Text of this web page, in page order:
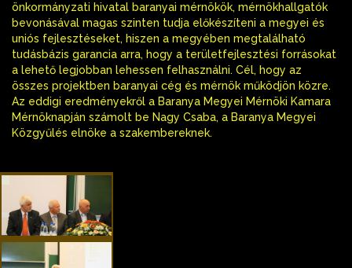
önkormányzati hivatal baranyai mérnökök, mérnökhallgatók
bevonásával magas szinten tudja előkészíteni a megyei és
uniós fejlesztéseket, hiszen a megyében megtalálható
tudásbázis garancia arra, hogy a területfejlesztési forrásokat
a lehető legjobban lehessen felhasználni. Cél, hogy az
összes projektben baranyai cég és mérnök működjön közre.
Az eddigi eredményekről a Baranya Megyei Mérnöki Kamara
Mérnöknapján számolt be Nagy Csaba, a Baranya Megyei
Közgyűlés elnöke a szakembereknek.